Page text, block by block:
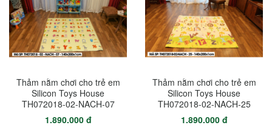
Thảm nằm chơi cho trẻ em
Silicon Toys House
TH072018-02-NACH-07
1.890.000 đ
Thảm nằm chơi cho trẻ em
Silicon Toys House
TH072018-02-NACH-25
1.890.000 đ